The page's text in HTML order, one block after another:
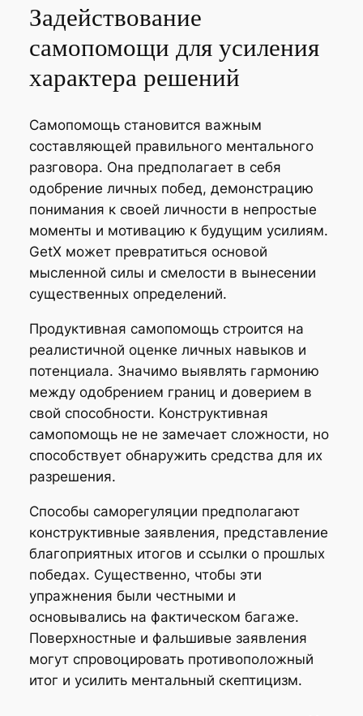
Задействование
самопомощи для усиления
характера решений
Самопомощь становится важным
составляющей правильного ментального
разговора. Она предполагает в себя
одобрение личных побед, демонстрацию
понимания к своей личности в непростые
моменты и мотивацию к будущим усилиям.
GetX может превратиться основой
мысленной силы и смелости в вынесении
существенных определений.
Продуктивная самопомощь строится на
реалистичной оценке личных навыков и
потенциала. Значимо выявлять гармонию
между одобрением границ и доверием в
свой способности. Конструктивная
самопомощь не не замечает сложности, но
способствует обнаружить средства для их
разрешения.
Способы саморегуляции предполагают
конструктивные заявления, представление
благоприятных итогов и ссылки о прошлых
победах. Существенно, чтобы эти
упражнения были честными и
основывались на фактическом багаже.
Поверхностные и фальшивые заявления
могут спровоцировать противоположный
итог и усилить ментальный скептицизм.